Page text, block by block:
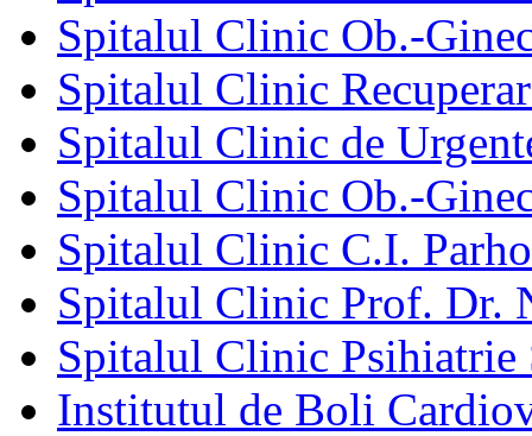
Spitalul Clinic Ob.-
Spitalul Clinic
Spitalul Clinic de
Spitalul Clinic Ob.-
Spitalul Clinic C.I.
Spitalul Clinic Prof. Dr.
Spitalul Clinic Psihiatrie
Institutul de Boli